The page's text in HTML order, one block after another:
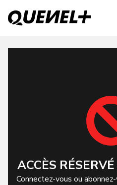
ACCÈS
Connectez-vous ou